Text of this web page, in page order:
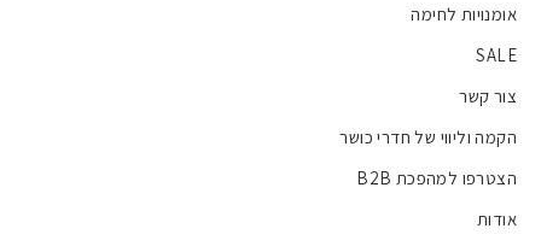
אומנויות לחימה
SALE
צור קשר
הקמה וליווי של חדרי כושר
הצטרפו למהפכת B2B
אודות